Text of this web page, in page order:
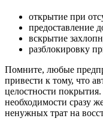
открытие при
предоставление
вскрытие
разблокировку
Помните, любые
привести к тому, что
целостности
необходимости сразу
ненужных трат на